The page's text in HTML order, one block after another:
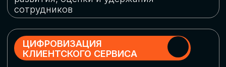
Оставьте заявку, мы направим вам
программу конференции
СКАЧАТЬ ПРОГРАММУ